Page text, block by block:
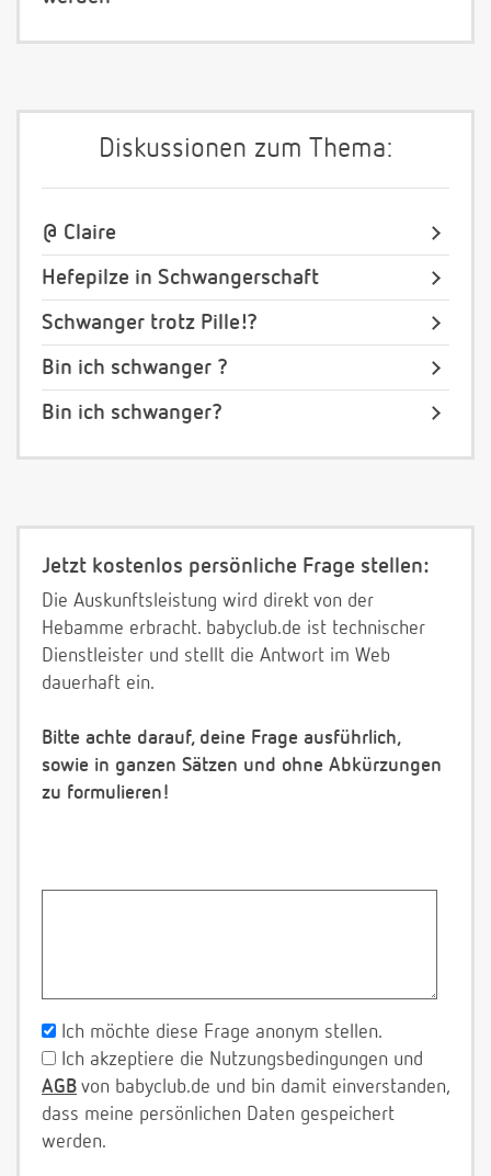
Diskussionen zum Thema:
@ Claire
Hefepilze in Schwangerschaft
Schwanger trotz Pille!?
Bin ich schwanger ?
Bin ich schwanger?
Jetzt kostenlos persönliche Frage stellen:
Die Auskunftsleistung wird direkt von der
Hebamme erbracht. babyclub.de ist technischer
Dienstleister und stellt die Antwort im Web
dauerhaft ein.
Bitte achte darauf, deine Frage ausführlich,
sowie in ganzen Sätzen und ohne Abkürzungen
zu formulieren!
Ich möchte diese Frage anonym stellen.
Ich akzeptiere die Nutzungsbedingungen und
AGB von babyclub.de und bin damit einverstanden,
dass meine persönlichen Daten gespeichert
werden.